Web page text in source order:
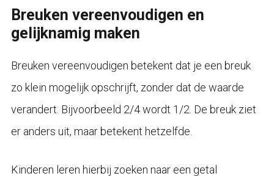
Breuken vereenvoudigen en
gelijknamig maken
Breuken vereenvoudigen betekent dat je een breuk
zo klein mogelijk opschrijft, zonder dat de waarde
verandert. Bijvoorbeeld 2/4 wordt 1/2. De breuk ziet
er anders uit, maar betekent hetzelfde.
Kinderen leren hierbij zoeken naar een getal